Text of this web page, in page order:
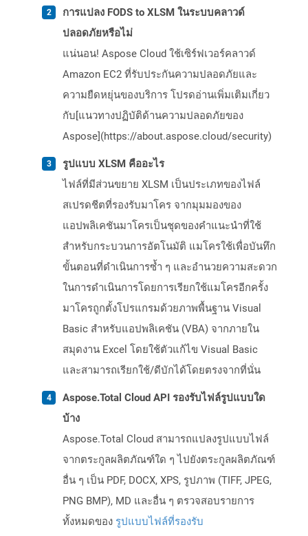
การแปลง FODS to XLSM ในระบบคลาวด์
ปลอดภัยหรือไม่
แน่นอน! Aspose Cloud ใช้เซิร์ฟเวอร์คลาวด์
Amazon EC2 ที่รับประกันความปลอดภัยและ
ความยืดหยุ่นของบริการ โปรดอ่านเพิ่มเติมเกี่ยว
กับ[แนวทางปฏิบัติด้านความปลอดภัยของ
Aspose](https://about.aspose.cloud/security)
รูปแบบ XLSM คืออะไร
ไฟล์ที่มีส่วนขยาย XLSM เป็นประเภทของไฟล์
สเปรดชีตที่รองรับมาโคร จากมุมมองของ
แอปพลิเคชันมาโครเป็นชุดของคำแนะนำที่ใช้
สำหรับกระบวนการอัตโนมัติ แมโครใช้เพื่อบันทึก
ขั้นตอนที่ดำเนินการซ้ำ ๆ และอำนวยความสะดวก
ในการดำเนินการโดยการเรียกใช้แมโครอีกครั้ง
มาโครถูกตั้งโปรแกรมด้วยภาพพื้นฐาน Visual
Basic สำหรับแอปพลิเคชัน (VBA) จากภายใน
สมุดงาน Excel โดยใช้ตัวแก้ไข Visual Basic
และสามารถเรียกใช้/ดีบักได้โดยตรงจากที่นั่น
Aspose.Total Cloud API รองรับไฟล์รูปแบบใด
บ้าง
Aspose.Total Cloud สามารถแปลงรูปแบบไฟล์
จากตระกูลผลิตภัณฑ์ใด ๆ ไปยังตระกูลผลิตภัณฑ์
อื่น ๆ เป็น PDF, DOCX, XPS, รูปภาพ (TIFF, JPEG,
PNG BMP), MD และอื่น ๆ ตรวจสอบรายการ
ทั้งหมดของ รูปแบบไฟล์ที่รองรับ